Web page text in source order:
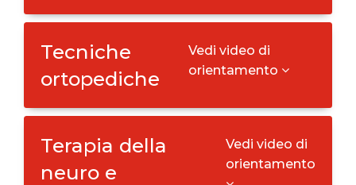
Tecniche
ortopediche
Vedi video di
orientamento
Terapia della
neuro e
Vedi video di
orientamento